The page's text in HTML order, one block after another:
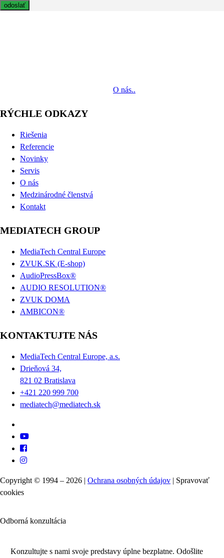
O nás..
RÝCHLE ODKAZY
Riešenia
Referencie
Novinky
Servis
O nás
Medzinárodné členstvá
Kontakt
MEDIATECH GROUP
MediaTech Central Europe
ZVUK.SK (E-shop)
AudioPressBox®
AUDIO RESOLUTION®
ZVUK DOMA
AMBICON®
KONTAKTUJTE NÁS
MediaTech Central Europe, a.s.
Drieňová 34,
821 02 Bratislava
+421 220 999 700
mediatech@mediatech.sk
Copyright © 1994 – 2026 | Ochrana osobných údajov | Spravovať
cookies
Odborná konzultácia
Konzultujte s nami svoje predstavy úplne bezplatne. Odošlite